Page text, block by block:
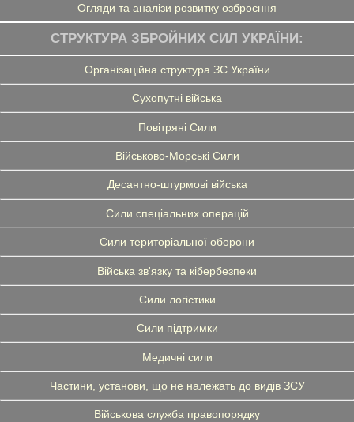
Огляди та аналізи розвитку озброєння
СТРУКТУРА ЗБРОЙНИХ СИЛ УКРАЇНИ:
Організаційна структура ЗС України
Сухопутні війська
Повітряні Сили
Військово-Морські Сили
Десантно-штурмові війська
Сили спеціальних операцій
Сили територіальної оборони
Війська зв'язку та кібербезпеки
Сили логістики
Сили підтримки
Медичні сили
Частини, установи, що не належать до видів ЗСУ
Військова служба правопорядку